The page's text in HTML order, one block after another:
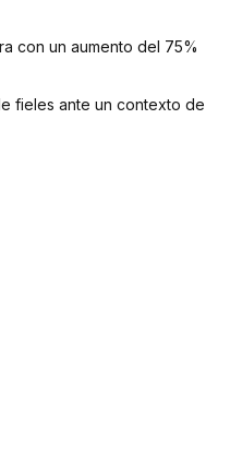
con un aumento del 75%
fieles ante un contexto de